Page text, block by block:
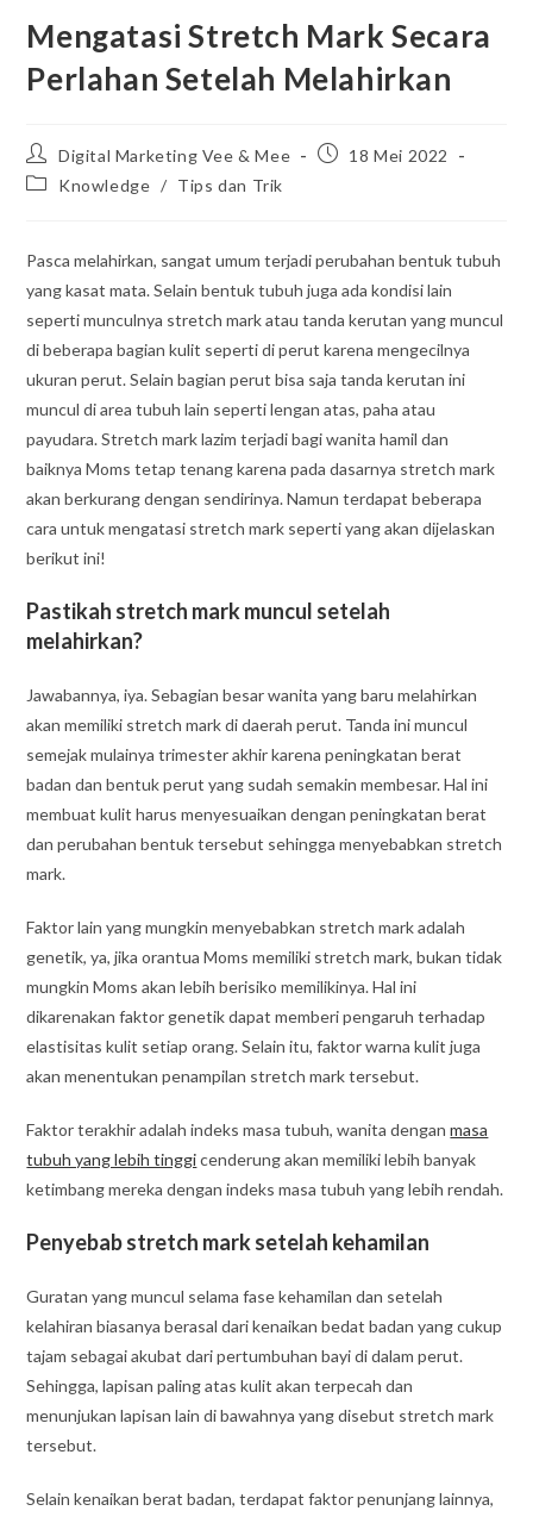
Mengatasi Stretch Mark Secara
Perlahan Setelah Melahirkan
Post
author:
Digital Marketing Vee & Mee
Post18 Mei 2022
PostKnowledge / Tips dan Trik
Pasca melahirkan, sangat umum terjadi perubahan bentuk tubuh
yang kasat mata. Selain bentuk tubuh juga ada kondisi lain
seperti munculnya stretch mark atau tanda kerutan yang muncul
di beberapa bagian kulit seperti di perut karena mengecilnya
ukuran perut. Selain bagian perut bisa saja tanda kerutan ini
muncul di area tubuh lain seperti lengan atas, paha atau
payudara. Stretch mark lazim terjadi bagi wanita hamil dan
baiknya Moms tetap tenang karena pada dasarnya stretch mark
akan berkurang dengan sendirinya. Namun terdapat beberapa
cara untuk mengatasi stretch mark seperti yang akan dijelaskan
berikut ini!
Pastikah stretch mark muncul setelah
melahirkan?
Jawabannya, iya. Sebagian besar wanita yang baru melahirkan
akan memiliki stretch mark di daerah perut. Tanda ini muncul
semejak mulainya trimester akhir karena peningkatan berat
badan dan bentuk perut yang sudah semakin membesar. Hal ini
membuat kulit harus menyesuaikan dengan peningkatan berat
dan perubahan bentuk tersebut sehingga menyebabkan stretch
mark.
Faktor lain yang mungkin menyebabkan stretch mark adalah
genetik, ya, jika orantua Moms memiliki stretch mark, bukan tidak
mungkin Moms akan lebih berisiko memilikinya. Hal ini
dikarenakan faktor genetik dapat memberi pengaruh terhadap
elastisitas kulit setiap orang. Selain itu, faktor warna kulit juga
akan menentukan penampilan stretch mark tersebut.
Faktor terakhir adalah indeks masa tubuh, wanita denganmasa
tubuh yang lebih tinggicenderung akan memiliki lebih banyak
ketimbang mereka dengan indeks masa tubuh yang lebih rendah.
Penyebab stretch mark setelah kehamilan
Guratan yang muncul selama fase kehamilan dan setelah
kelahiran biasanya berasal dari kenaikan bedat badan yang cukup
tajam sebagai akubat dari pertumbuhan bayi di dalam perut.
Sehingga, lapisan paling atas kulit akan terpecah dan
menunjukan lapisan lain di bawahnya yang disebut stretch mark
tersebut.
Selain kenaikan berat badan, terdapat faktor penunjang lainnya,